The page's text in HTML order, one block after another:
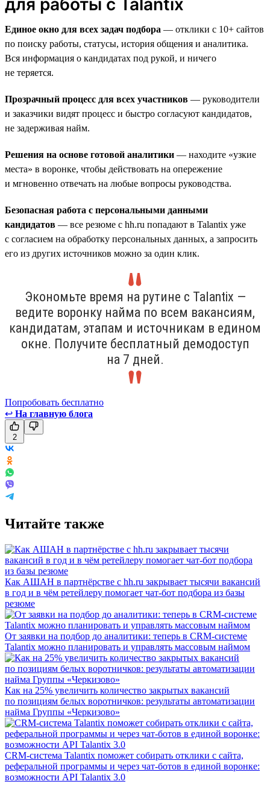
для работы с Talantix
Единое окно для всех задач подбора — отклики с 10+ сайтов
по поиску работы, статусы, история общения и аналитика.
Вся информация о кандидатах под рукой, и ничего
не теряется.
Прозрачный процесс для всех участников — руководители
и заказчики видят процесс и быстро согласуют кандидатов,
не задерживая найм.
Решения на основе готовой аналитики — находите «узкие
места» в воронке, чтобы действовать на опережение
и мгновенно отвечать на любые вопросы руководства.
Безопасная работа с персональными данными
кандидатов — все резюме с hh.ru попадают в Talantix уже
с согласием на обработку персональных данных, а запросить
его из других источников можно за один клик.
Экономьте время на рутине с Talantix —
ведите воронку найма по всем вакансиям,
кандидатам, этапам и источникам в едином
окне. Получите бесплатный демодоступ
на 7 дней.
Попробовать бесплатно
↩ На главную блога
2
Читайте также
Как АШАН в партнёрстве с hh.ru закрывает тысячи вакансий
в год и в чём ретейлеру помогает чат-бот подбора из базы
резюме
От заявки на подбор до аналитики: теперь в CRM-системе
Talantix можно планировать и управлять массовым наймом
Как на 25% увеличить количество закрытых вакансий
по позициям белых воротничков: результаты автоматизации
найма Группы «Черкизово»
CRM-система Talantix поможет собирать отклики с сайта,
реферальной программы и через чат-ботов в единой воронке:
возможности API Talantix 3.0